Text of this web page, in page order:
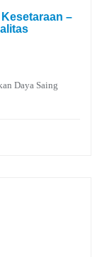
–
Daya Saing